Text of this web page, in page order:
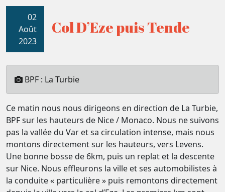
02
Août
2023
Col D’Eze puis Tende
BPF : La Turbie
Ce matin nous nous dirigeons en direction de La Turbie,
BPF sur les hauteurs de Nice / Monaco. Nous ne suivons
pas la vallée du Var et sa circulation intense, mais nous
montons directement sur les hauteurs, vers Levens.
Une bonne bosse de 6km, puis un replat et la descente
sur Nice. Nous effleurons la ville et ses automobilistes à
la conduite « particulière » puis remontons directement